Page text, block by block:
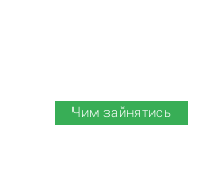
Чим зайнятись